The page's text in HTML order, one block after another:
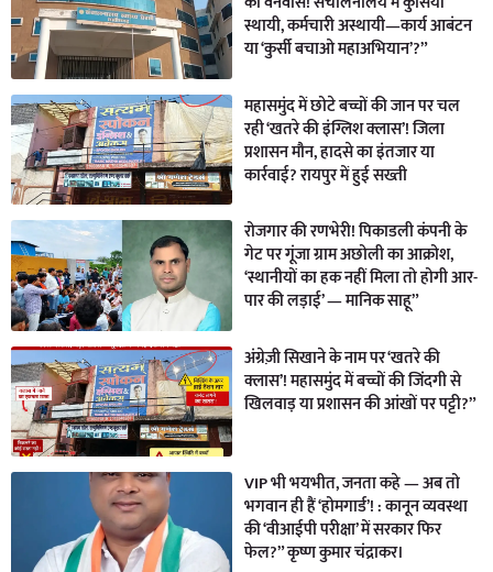
स्थायी, कर्मचारी अस्थायी—कार्य आबंटन
या ‘कुर्सी बचाओ महाअभियान’?”
महासमुंद में छोटे बच्चों की जान पर चल
रही ‘खतरे की इंग्लिश क्लास’! जिला
प्रशासन मौन, हादसे का इंतजार या
कार्रवाई? रायपुर में हुई सख्ती
रोजगार की रणभेरी! पिकाडली कंपनी के
गेट पर गूंजा ग्राम अछोली का आक्रोश,
‘स्थानीयों का हक नहीं मिला तो होगी आर-
पार की लड़ाई’ — मानिक साहू”
अंग्रेज़ी सिखाने के नाम पर ‘खतरे की
क्लास’! महासमुंद में बच्चों की जिंदगी से
खिलवाड़ या प्रशासन की आंखों पर पट्टी?”
VIP भी भयभीत, जनता कहे — अब तो
भगवान ही हैं ‘होमगार्ड’! : कानून व्यवस्था
की ‘वीआईपी परीक्षा’ में सरकार फिर
फेल?” कृष्ण कुमार चंद्राकर।